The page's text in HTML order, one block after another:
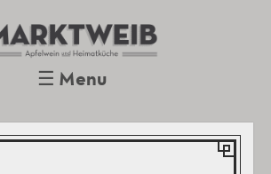
Marktweib
Oberursel
☰ Menu